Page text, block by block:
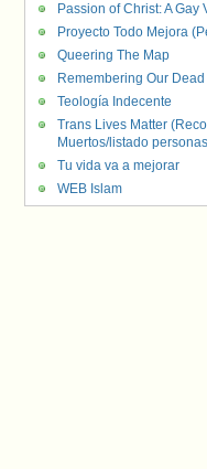
Passion of Christ: A Gay
Proyecto Todo Mejora
Queering The Map
Remembering Our Dead
Teología Indecente
Trans Lives Matter
Muertos/listado
Tu vida va a mejorar
WEB Islam